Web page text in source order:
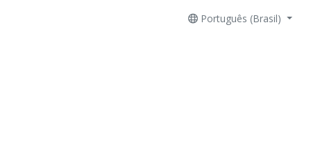
Português (Brasil)